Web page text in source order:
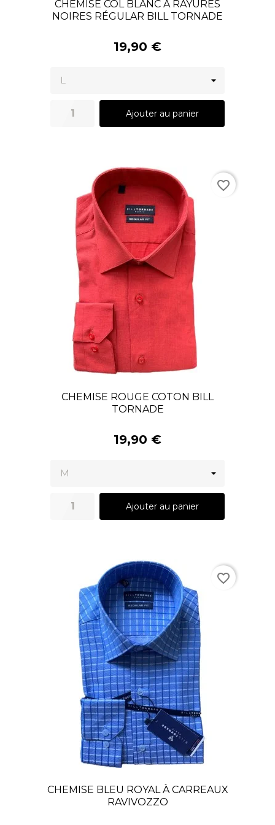
CHEMISE COL BLANC À RAYURES
NOIRES RÉGULAR BILL TORNADE
19,90 €
Ajouter au panier
CHEMISE ROUGE COTON BILL
TORNADE
19,90 €
Ajouter au panier
favorite_border
CHEMISE BLEU ROYAL À CARREAUX
RAVIVOZZO
favorite_border